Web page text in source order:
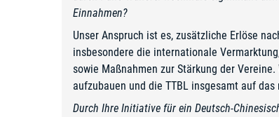
Einnahmen?
Unser Anspruch ist es, zusätzliche Erlöse
insbesondere die internationale
sowie Maßnahmen zur Stärkung der
aufzubauen und die TTBL insgesamt auf
Durch Ihre Initiative für ein Deutsch-